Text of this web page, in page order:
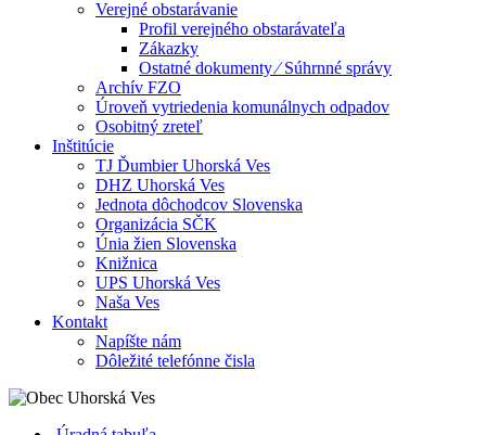
Verejné obstarávanie
Profil verejného obstarávateľa
Zákazky
Ostatné dokumenty ⁄ Súhrnné správy
Archív FZO
Úroveň vytriedenia komunálnych odpadov
Osobitný zreteľ
Inštitúcie
TJ Ďumbier Uhorská Ves
DHZ Uhorská Ves
Jednota dôchodcov Slovenska
Organizácia SČK
Únia žien Slovenska
Knižnica
UPS Uhorská Ves
Naša Ves
Kontakt
Napíšte nám
Dôležité telefónne čisla